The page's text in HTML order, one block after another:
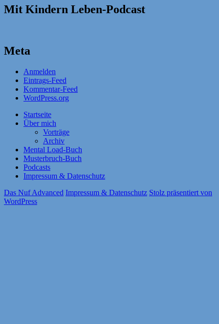
Mit Kindern Leben-Podcast
Meta
Anmelden
Eintrags-Feed
Kommentar-Feed
WordPress.org
Startseite
Über mich
Vorträge
Archiv
Mental Load-Buch
Musterbruch-Buch
Podcasts
Impressum & Datenschutz
Das Nuf Advanced Impressum & Datenschutz Stolz präsentiert von
WordPress